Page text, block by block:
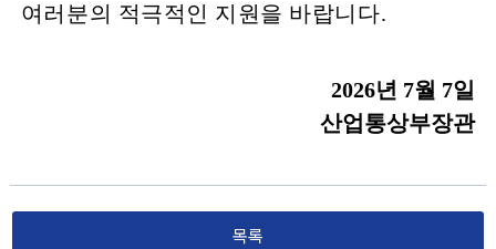
여러분의 적극적인 지원을 바랍니다.
2026년 7월 7일
산업통상부장관
목록